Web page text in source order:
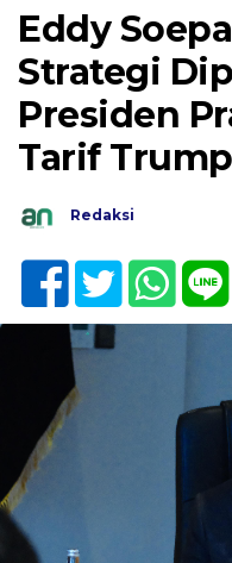
Eddy
Strategi
Presiden
Tarif
Redaksi